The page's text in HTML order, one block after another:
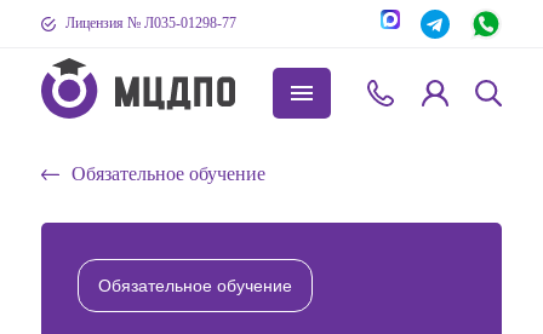
Лицензия № Л035-01298-77
Обязательное обучение
Обязательное обучение